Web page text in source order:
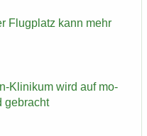
Flug­platz kann mehr
Klinikum wird auf mo­
ge­bracht